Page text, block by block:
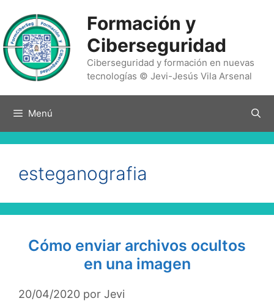
contenido
Formación y
Ciberseguridad
Ciberseguridad y formación en nuevas
tecnologías © Jevi-Jesús Vila Arsenal
Menú
esteganografia
Cómo enviar archivos ocultos
en una imagen
20/04/2020 por Jevi